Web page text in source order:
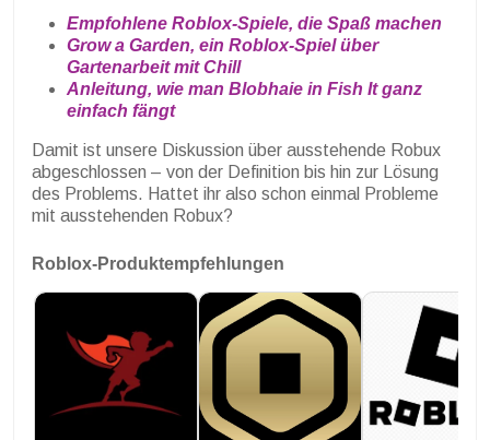
Empfohlene Roblox-Spiele, die Spaß machen
Grow a Garden, ein Roblox-Spiel über
Gartenarbeit mit Chill
Anleitung, wie man Blobhaie in Fish It ganz
einfach fängt
Damit ist unsere Diskussion über ausstehende Robux
abgeschlossen – von der Definition bis hin zur Lösung
des Problems. Hattet ihr also schon einmal Probleme
mit ausstehenden Robux?
Roblox-Produktempfehlungen